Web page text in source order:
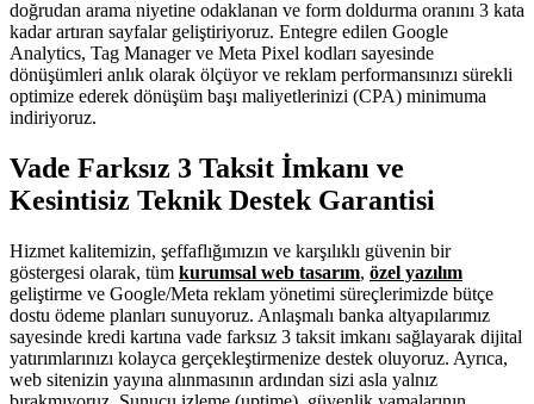
doğrudan arama niyetine odaklanan ve form doldurma oranını 3 kata
kadar artıran sayfalar geliştiriyoruz. Entegre edilen Google
Analytics, Tag Manager ve Meta Pixel kodları sayesinde
dönüşümleri anlık olarak ölçüyor ve reklam performansınızı sürekli
optimize ederek dönüşüm başı maliyetlerinizi (CPA) minimuma
indiriyoruz.
Vade Farksız 3 Taksit İmkanı ve
Kesintisiz Teknik Destek Garantisi
Hizmet kalitemizin, şeffaflığımızın ve karşılıklı güvenin bir
göstergesi olarak, tüm kurumsal web tasarım, özel yazılım
geliştirme ve Google/Meta reklam yönetimi süreçlerimizde bütçe
dostu ödeme planları sunuyoruz. Anlaşmalı banka altyapılarımız
sayesinde kredi kartına vade farksız 3 taksit imkanı sağlayarak dijital
yatırımlarınızı kolayca gerçekleştirmenize destek oluyoruz. Ayrıca,
web sitenizin yayına alınmasının ardından sizi asla yalnız